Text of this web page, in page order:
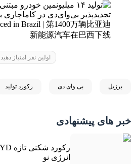
اولین نفر امتیاز دهید
برزیل بی وای دی رکورد تولید
خبر های پیشنهادی
انرژی نو